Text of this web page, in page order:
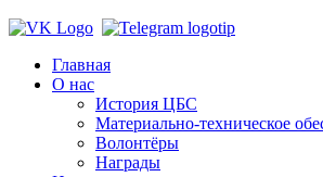
Главная
О нас
История ЦБС
Материально-техническое
Волонтёры
Награды